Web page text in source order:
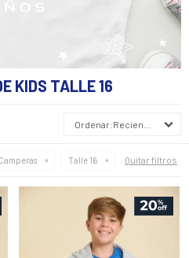
KIDS TALLE 16
Recientes
Camperas Talle 16 Quitar filtros